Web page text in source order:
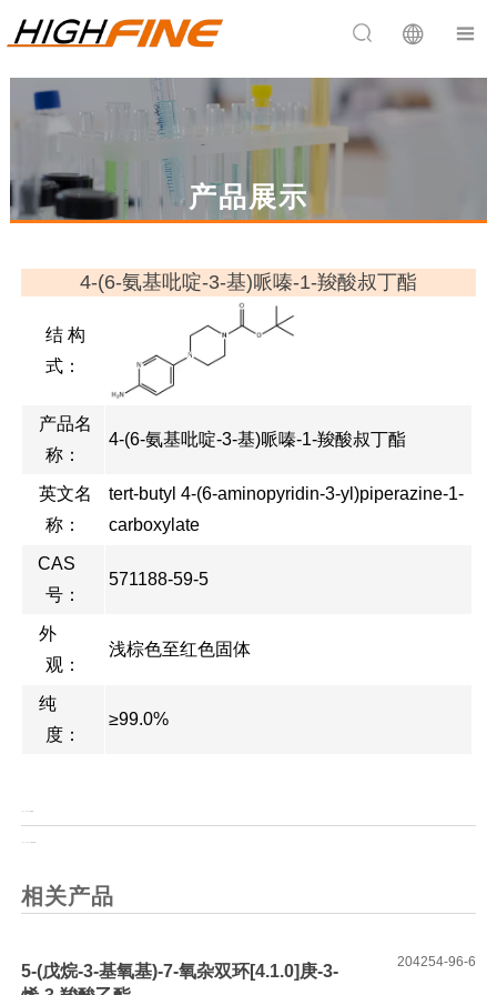
 
产品展示
4-(6-氨基吡啶-3-基)哌嗪-1-羧酸叔丁酯
结 构
式：
产品名
称：
4-(6-氨基吡啶-3-基)哌嗪-1-羧酸叔丁酯
英文名
称：
tert-butyl 4-(6-aminopyridin-3-yl)piperazine-1-
carboxylate
CAS
号：
571188-59-5
外
观：
浅棕色至红色固体
纯
度：
≥99.0%
相关产品
5-(戊烷-3-基氧基)-7-氧杂双环[4.1.0]庚-3-
204254-96-6